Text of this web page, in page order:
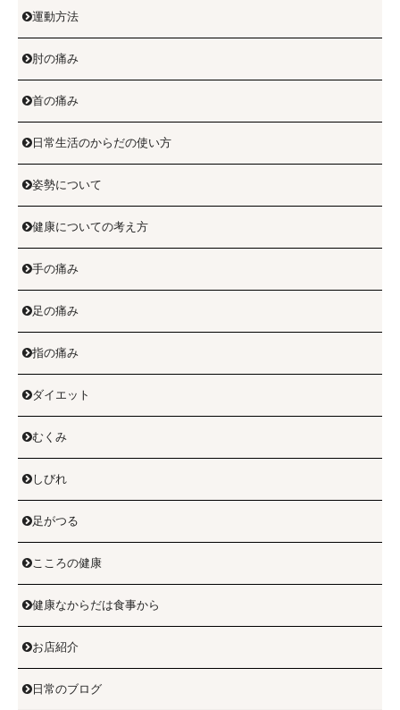
運動方法
肘の痛み
首の痛み
 日常生活のからだの使い方
姿勢について
健康についての考え方
手の痛み
足の痛み
指の痛み
ダイエット
むくみ
しびれ
足がつる
こころの健康
健康なからだは食事から
お店紹介
 日常のブログ